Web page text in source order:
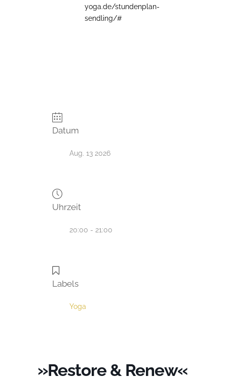
yoga.de/stundenplan-
sendling/#
Datum
Aug. 13 2026
Uhrzeit
20:00 - 21:00
Labels
Yoga
»Restore & Renew«